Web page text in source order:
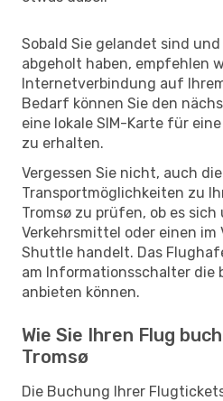
Sobald Sie gelandet sind und
abgeholt haben, empfehlen
Internetverbindung auf
Bedarf können Sie den
eine lokale SIM-Karte für
zu erhalten.
Vergessen Sie nicht, auch die
Transportmöglichkeiten zu
Tromsø zu prüfen, ob es
Verkehrsmittel oder einen im
Shuttle handelt. Das
am Informationsschalter die
anbieten können.
Wie Sie Ihren Flug
Tromsø
Die Buchung Ihrer